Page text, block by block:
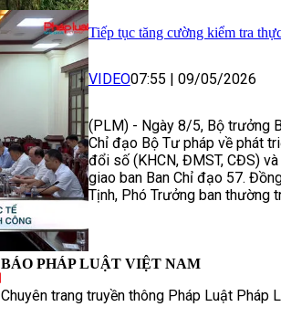
Tiếp tục tăng cường kiểm tra
VIDEO07:55 | 09/05/2026
(PLM) - Ngày 8/5, Bộ trưởng
Chỉ đạo Bộ Tư pháp về phát
đổi số (KHCN, ĐMST, CĐS)
giao ban Ban Chỉ đạo 57.
Tịnh, Phó Trưởng ban thường
BÁO PHÁP LUẬT VIỆT NAM
Chuyên trang truyền thông Pháp Luật Pháp